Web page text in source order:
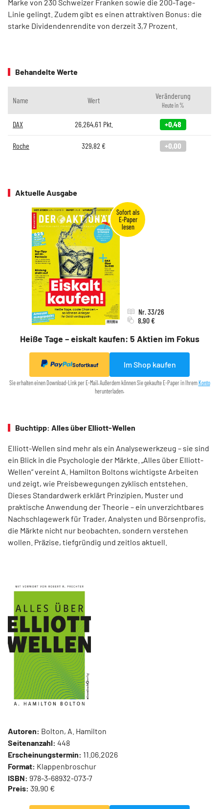
Marke von 230 Schweizer Franken sowie die 200-Tage-
Linie gelingt. Zudem gibt es einen attraktiven Bonus: die
starke Dividendenrendite von derzeit 3,7 Prozent.
Behandelte Werte
Name Wert Veränderung
Heute in %
DAX 26.264,61 Pkt. +0,48
Roche 329,82 € +0,00
Aktuelle Ausgabe
Heiße Tage – eiskalt kaufen: 5 Aktien im Fokus
Nr. 33/26
8,90 €
Sofortkauf Im Shop kaufen
Sie erhalten einen Download-Link per E-Mail. Außerdem können Sie gekaufte E-Paper in Ihrem Konto
herunterladen.
Buchtipp: Alles über Elliott-Wellen
Elliott-Wellen sind mehr als ein Analysewerkzeug – sie sind
ein Blick in die Psychologie der Märkte. „Alles über Elliott-
Wellen“ vereint A. Hamilton Boltons wichtigste Arbeiten
und zeigt, wie Preisbewegungen zyklisch entstehen.
Dieses Standardwerk erklärt Prinzipien, Muster und
praktische Anwendung der Theorie – ein unverzichtbares
Nachschlagewerk für Trader, Analysten und Börsenprofis,
die Märkte nicht nur beobachten, sondern verstehen
wollen. Präzise, tiefgründig und zeitlos aktuell.
Autoren: Bolton, A. Hamilton
Seitenanzahl: 448
Erscheinungstermin: 11.06.2026
Format: Klappenbroschur
ISBN: 978-3-68932-073-7
Preis: 39,90 €